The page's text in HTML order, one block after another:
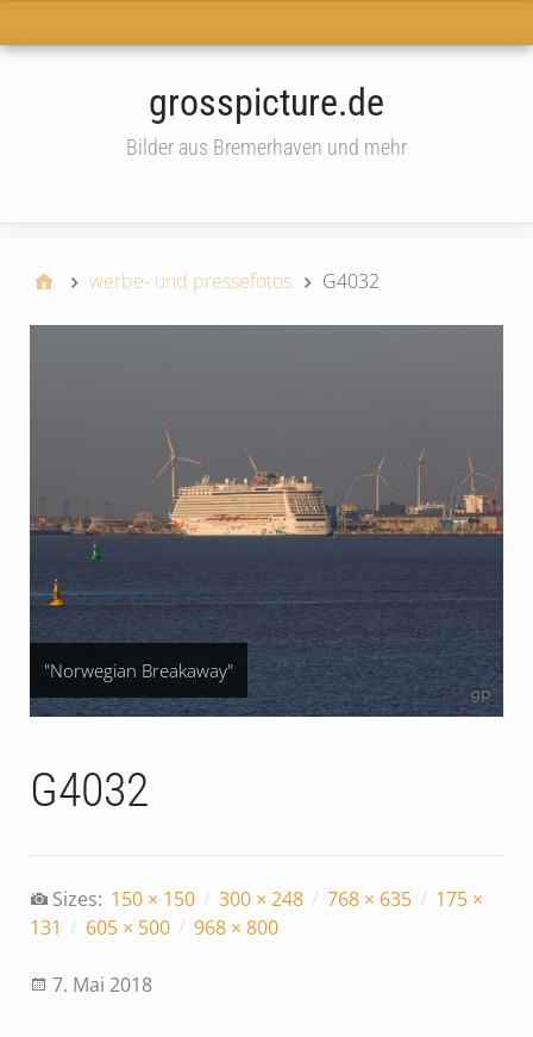
grosspicture.de
Bilder aus Bremerhaven und mehr
werbe- und pressefotos G4032
"Norwegian Breakaway"
G4032
Sizes: 150 × 150 / 300 × 248 / 768 × 635 / 175 ×
131 / 605 × 500 / 968 × 800
7. Mai 2018